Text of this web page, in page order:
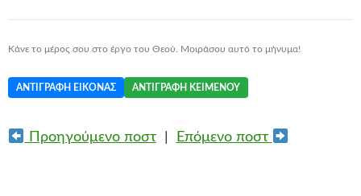
Κάνε το μέρος σου στο έργο του Θεού. Μοιράσου αυτό το μήνυμα!
ΑΝΤΙΓΡΑΦΉ ΕΙΚΌΝΑΣ ΑΝΤΙΓΡΑΦΉ ΚΕΙΜΈΝΟΥ
Προηγούμενο ποστ| Επόμενο ποστ